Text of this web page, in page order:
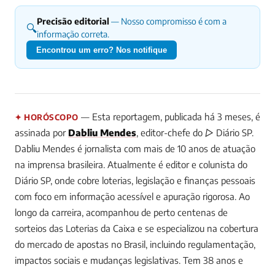
🔍Precisão editorial — Nosso compromisso é com a
informação correta.
Encontrou um erro? Nos notifique
✦ HORÓSCOPO — Esta reportagem, publicada há 3 meses, é
assinada por Dabliu Mendes, editor-chefe do ▷ Diário SP.
Dabliu Mendes é jornalista com mais de 10 anos de atuação
na imprensa brasileira. Atualmente é editor e colunista do
Diário SP, onde cobre loterias, legislação e finanças pessoais
com foco em informação acessível e apuração rigorosa. Ao
longo da carreira, acompanhou de perto centenas de
sorteios das Loterias da Caixa e se especializou na cobertura
do mercado de apostas no Brasil, incluindo regulamentação,
impactos sociais e mudanças legislativas. Tem 38 anos e